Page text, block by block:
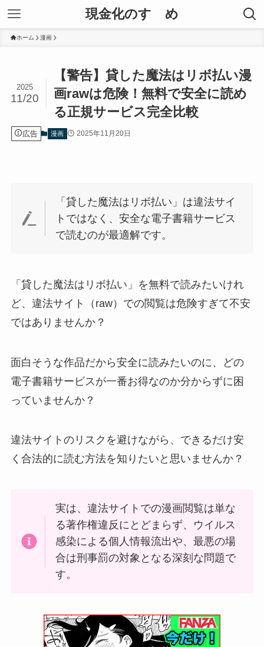
現金化のすゝめ
ホーム 漫画
【警告】貸した魔法はリボ払い漫
画rawは危険！無料で安全に読め
る正規サービス完全比較
2025
11/20
広告 漫画 2025年11月20日
「貸した魔法はリボ払い」は違法サイ
トではなく、安全な電子書籍サービス
で読むのが最適解です。
「貸した魔法はリボ払い」を無料で読みたいけれ
ど、違法サイト（raw）での閲覧は危険すぎて不安
ではありませんか？
面白そうな作品だから安全に読みたいのに、どの
電子書籍サービスが一番お得なのか分からずに困
っていませんか？
違法サイトのリスクを避けながら、できるだけ安
く合法的に読む方法を知りたいと思いませんか？
実は、違法サイトでの漫画閲覧は単な
る著作権違反にとどまらず、ウイルス
感染による個人情報流出や、最悪の場
合は刑事罰の対象となる深刻な問題で
す。